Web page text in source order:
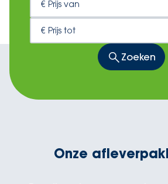
Zoeken
Onze